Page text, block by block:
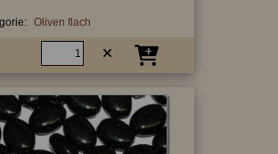
Oliven flach